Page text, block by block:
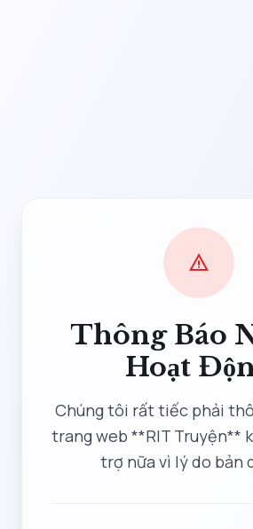
warning
Thông Báo
Hoạt
Chúng tôi rất tiếc phải
trang web **RIT Truyện**
trợ nữa vì lý do bản